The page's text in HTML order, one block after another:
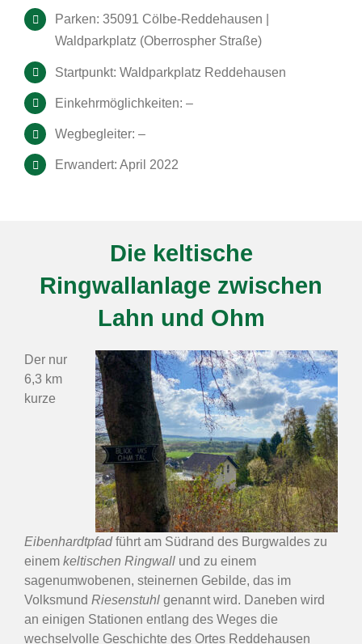
Parken: 35091 Cölbe-Reddehausen |
Waldparkplatz (Oberrospher Straße)
Startpunkt: Waldparkplatz Reddehausen
Einkehrmöglichkeiten: –
Wegbegleiter: –
Erwandert: April 2022
Die keltische
Ringwallanlage zwischen
Lahn und Ohm
Der nur
6,3 km
kurze
Eibenhardtpfadführt am Südrand des Burgwaldes zu
einem keltischen Ringwall und zu einem
sagenumwobenen, steinernen Gebilde, das im
Volksmund Riesenstuhl genannt wird. Daneben wird
an einigen Stationen entlang des Weges die
wechselvolle Geschichte des Ortes Reddehausen